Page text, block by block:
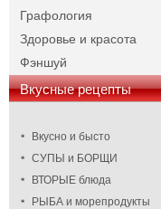
Графология
Здоровье и красота
Фэншуй
Вкусные рецепты
Вкусно и бысто
СУПЫ и БОРЩИ
ВТОРЫЕ блюда
РЫБА и морепродукты